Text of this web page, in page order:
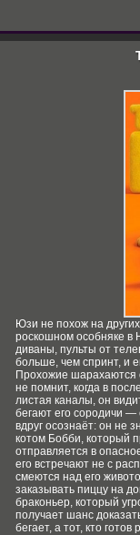
Юзи не похож на
роскошном особняке в
диваны, пульты от
больше, чем спринт, и
Прохожие шарахаются
не помнит, когда в
листая каналы, он
бегают его сородичи
вдруг осознаёт: он не
котом Бобби, который
отправляется в
его встречают не с
смеются над его
заказывать пиццу на
браконьер, который
получает шанс
бегает, а тот, кто